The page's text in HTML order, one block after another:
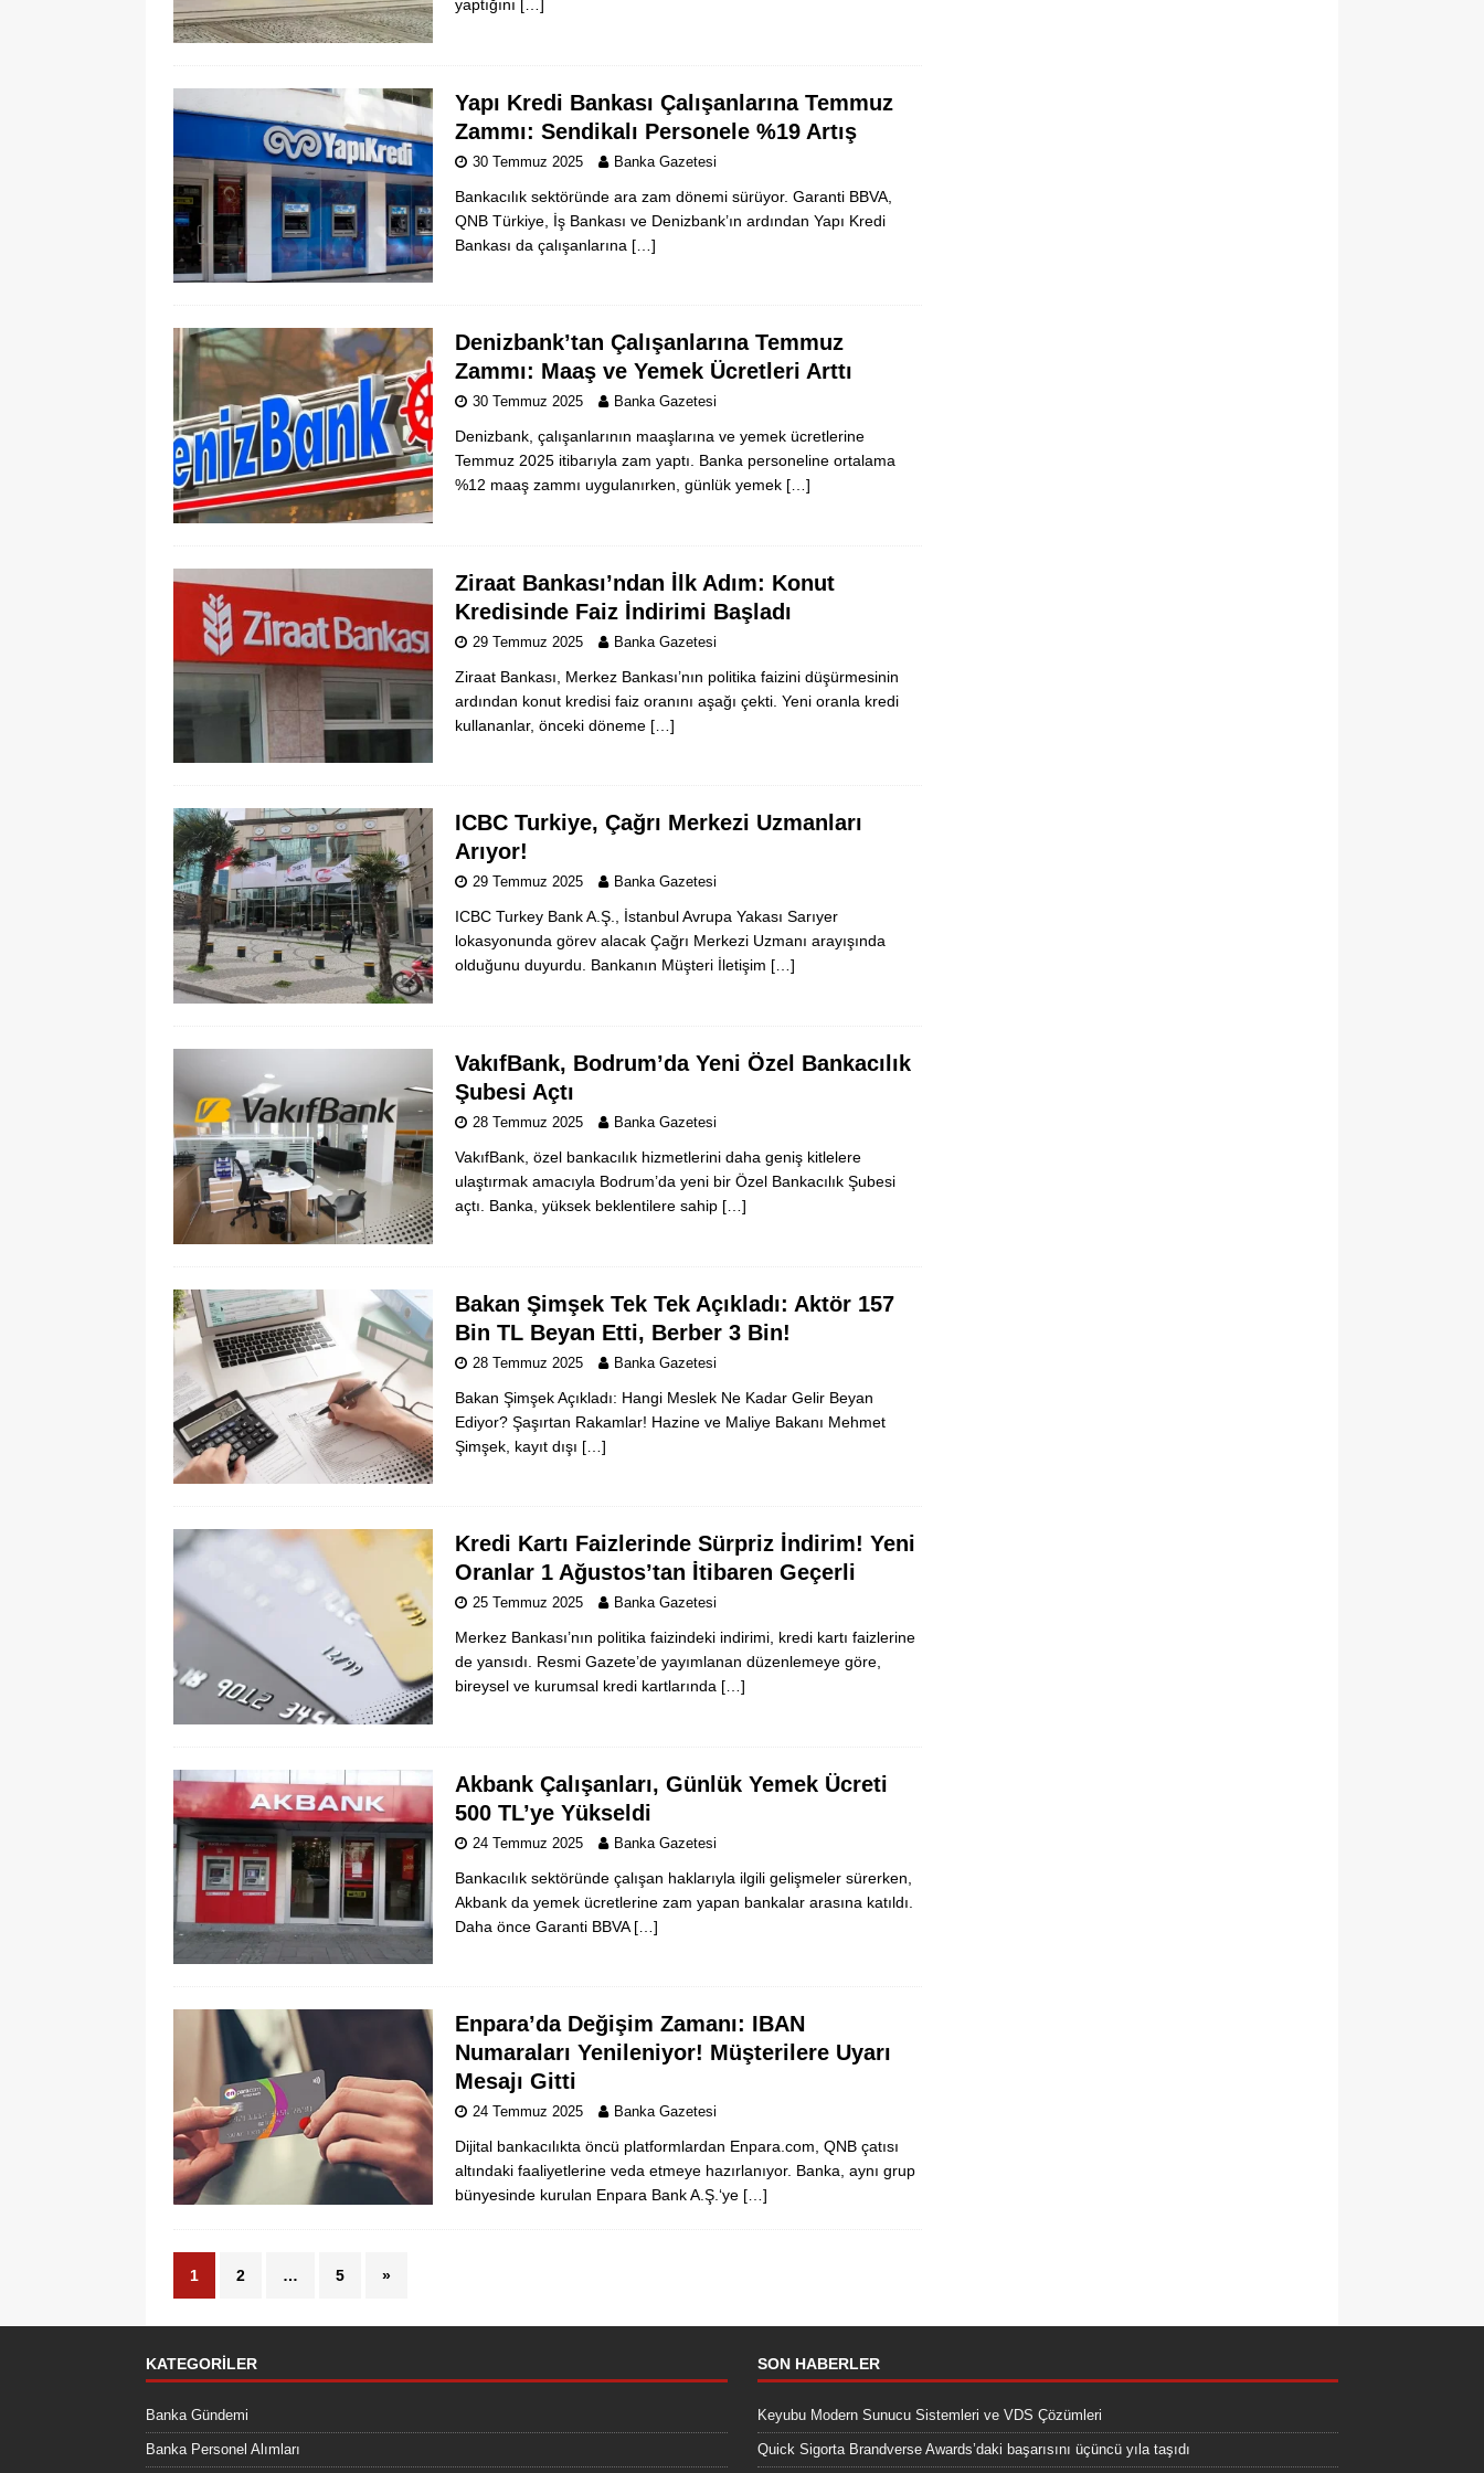
yaptığını […]
Yapı Kredi Bankası Çalışanlarına Temmuz
Zammı: Sendikalı Personele %19 Artış
30 Temmuz 2025 Banka Gazetesi
Bankacılık sektöründe ara zam dönemi sürüyor. Garanti BBVA,
QNB Türkiye, İş Bankası ve Denizbank’ın ardından Yapı Kredi
Bankası da çalışanlarına […]
Denizbank’tan Çalışanlarına Temmuz
Zammı: Maaş ve Yemek Ücretleri Arttı
30 Temmuz 2025 Banka Gazetesi
Denizbank, çalışanlarının maaşlarına ve yemek ücretlerine
Temmuz 2025 itibarıyla zam yaptı. Banka personeline ortalama
%12 maaş zammı uygulanırken, günlük yemek […]
Ziraat Bankası’ndan İlk Adım: Konut
Kredisinde Faiz İndirimi Başladı
29 Temmuz 2025 Banka Gazetesi
Ziraat Bankası, Merkez Bankası’nın politika faizini düşürmesinin
ardından konut kredisi faiz oranını aşağı çekti. Yeni oranla kredi
kullananlar, önceki döneme […]
ICBC Turkiye, Çağrı Merkezi Uzmanları
Arıyor!
29 Temmuz 2025 Banka Gazetesi
ICBC Turkey Bank A.Ş., İstanbul Avrupa Yakası Sarıyer
lokasyonunda görev alacak Çağrı Merkezi Uzmanı arayışında
olduğunu duyurdu. Bankanın Müşteri İletişim […]
VakıfBank, Bodrum’da Yeni Özel Bankacılık
Şubesi Açtı
28 Temmuz 2025 Banka Gazetesi
VakıfBank, özel bankacılık hizmetlerini daha geniş kitlelere
ulaştırmak amacıyla Bodrum’da yeni bir Özel Bankacılık Şubesi
açtı. Banka, yüksek beklentilere sahip […]
Bakan Şimşek Tek Tek Açıkladı: Aktör 157
Bin TL Beyan Etti, Berber 3 Bin!
28 Temmuz 2025 Banka Gazetesi
Bakan Şimşek Açıkladı: Hangi Meslek Ne Kadar Gelir Beyan
Ediyor? Şaşırtan Rakamlar! Hazine ve Maliye Bakanı Mehmet
Şimşek, kayıt dışı […]
Kredi Kartı Faizlerinde Sürpriz İndirim! Yeni
Oranlar 1 Ağustos’tan İtibaren Geçerli
25 Temmuz 2025 Banka Gazetesi
Merkez Bankası’nın politika faizindeki indirimi, kredi kartı faizlerine
de yansıdı. Resmi Gazete’de yayımlanan düzenlemeye göre,
bireysel ve kurumsal kredi kartlarında […]
Akbank Çalışanları, Günlük Yemek Ücreti
500 TL’ye Yükseldi
24 Temmuz 2025 Banka Gazetesi
Bankacılık sektöründe çalışan haklarıyla ilgili gelişmeler sürerken,
Akbank da yemek ücretlerine zam yapan bankalar arasına katıldı.
Daha önce Garanti BBVA […]
Enpara’da Değişim Zamanı: IBAN
Numaraları Yenileniyor! Müşterilere Uyarı
Mesajı Gitti
24 Temmuz 2025 Banka Gazetesi
Dijital bankacılıkta öncü platformlardan Enpara.com, QNB çatısı
altındaki faaliyetlerine veda etmeye hazırlanıyor. Banka, aynı grup
bünyesinde kurulan Enpara Bank A.Ş.‘ye […]
1 2 … 5 »
KATEGORILER
Banka Gündemi
Banka Personel Alımları
SON HABERLER
Keyubu Modern Sunucu Sistemleri ve VDS Çözümleri
Quick Sigorta Brandverse Awards’daki başarısını üçüncü yıla taşıdı